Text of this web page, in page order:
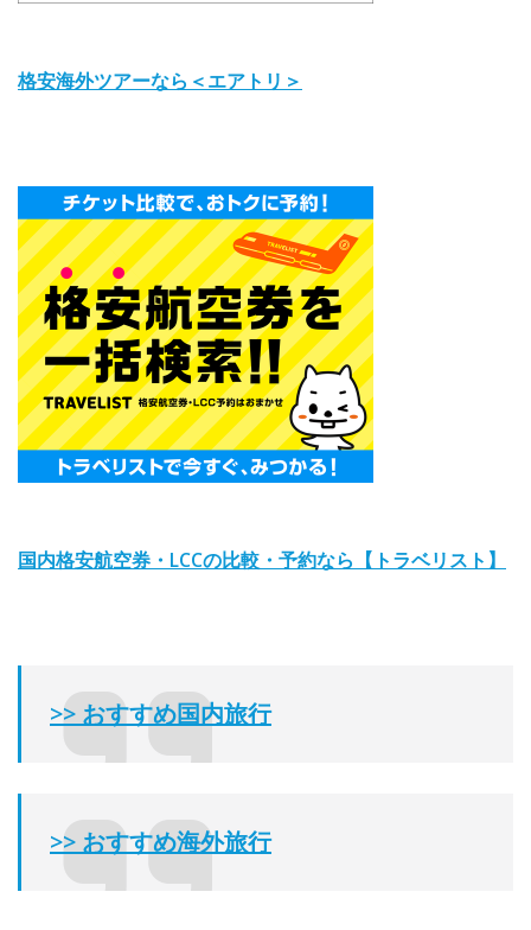
格安海外ツアーなら＜エアトリ＞
国内格安航空券・LCCの比較・予約なら【トラベリスト】
>> おすすめ国内旅行
>> おすすめ海外旅行